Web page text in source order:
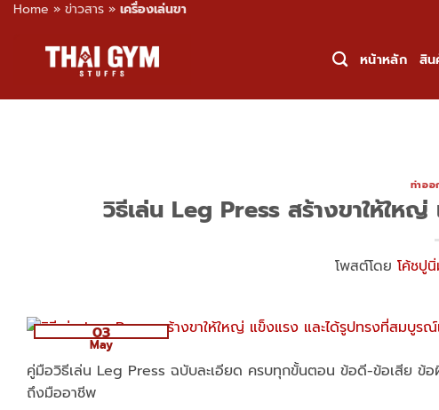
Home » ข่าวสาร » เครื่องเล่นขา
content
หน้าหลัก สิน
ท่าออ
วิธีเล่น Leg Press สร้างขาให้ใ
โพสต์โดย โค้ชปู
03
May
คู่มือวิธีเล่น Leg Press ฉบับละเอียด ครบทุกขั้นตอน ข้อดี-ข้อเสีย ข้อ
ถึงมืออาชีพ